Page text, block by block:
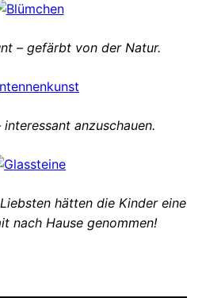
– gefärbt von der Natur.
anzuschauen.
hätten die Kinder eine
nach Hause genommen!